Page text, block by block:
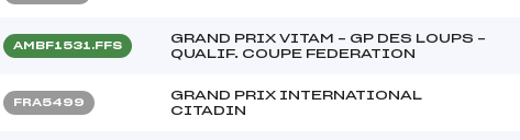
AMBF1531.FFS
GRAND PRIX VITAM – GP DES LOUPS –
QUALIF. COUPE FEDERATION
FRA5499
GRAND PRIX INTERNATIONAL
CITADIN